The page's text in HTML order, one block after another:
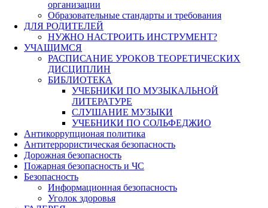
организации
Образовательные стандарты и требования
ДЛЯ РОДИТЕЛЕЙ
НУЖНО НАСТРОИТЬ ИНСТРУМЕНТ?
УЧАЩИМСЯ
РАСПИСАНИЕ УРОКОВ ТЕОРЕТИЧЕСКИХ
ДИСЦИПЛИН
БИБЛИОТЕКА
УЧЕБНИКИ ПО МУЗЫКАЛЬНОЙ
ЛИТЕРАТУРЕ
СЛУШАНИЕ МУЗЫКИ
УЧЕБНИКИ ПО СОЛЬФЕДЖИО
Антикоррупционая политика
Антитеррористическая безопасность
Дорожная безопасность
Пожарная безопасность и ЧС
Безопасность
Информационная безопасность
Уголок здоровья